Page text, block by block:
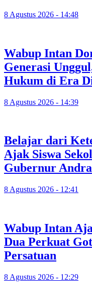
8 Agustus 2026 - 14:48
Wabup Intan
Generasi
Hukum di Era
8 Agustus 2026 - 14:39
Belajar dari
Ajak Siswa
Gubernur
8 Agustus 2026 - 12:41
Wabup Intan
Dua Perkuat
Persatuan
8 Agustus 2026 - 12:29